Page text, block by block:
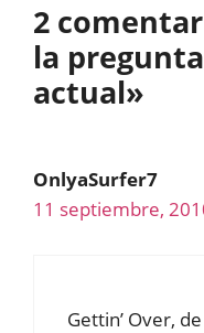
2
la
actual»
OnlyaSurfer7
11 septiembre,
Gettin’ Over,